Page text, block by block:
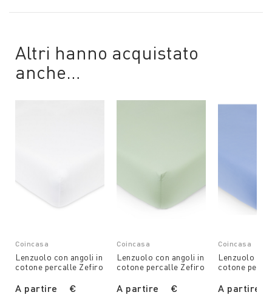
Altri hanno acquistato
anche…
Coincasa
Lenzuolo con angoli in
cotone percalle Zefiro
A partire
€
Coincasa
Lenzuolo con angoli in
cotone percalle Zefiro
A partire
€
Coincasa
Lenzuolo
cotone
A partire